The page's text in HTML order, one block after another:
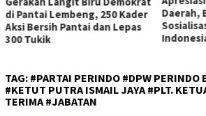
Daerah, Bupati Bangli Buka
Sosialisasi RUU Satu Data
Indonesia
Santai,
TAG: #PARTAI PERINDO #DPW PERINDO
#KETUT PUTRA ISMAIL JAYA #PLT.
TERIMA #JABATAN